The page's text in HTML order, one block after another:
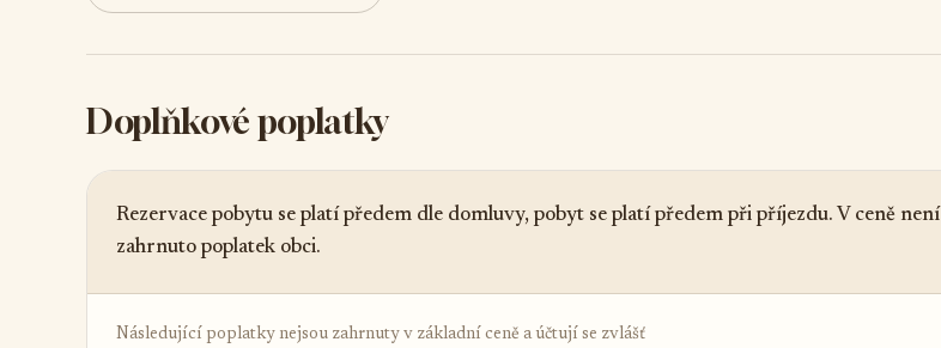
Doplňkové poplatky
Rezervace pobytu se platí předem dle domluvy, pobyt se platí předem při příjezdu. V ceně není
zahrnuto poplatek obci.
Následující poplatky nejsou zahrnuty v základní ceně a účtují se zvlášť